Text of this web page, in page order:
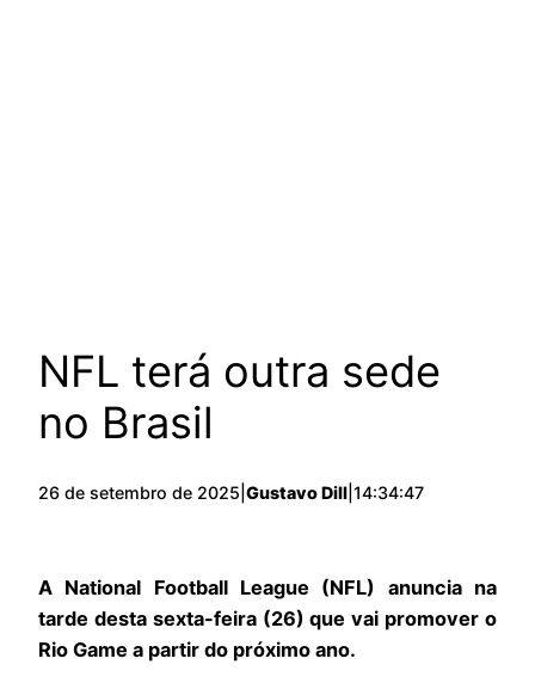
NFL terá outra sede
no Brasil
26 de setembro de 2025 Gustavo Dill 14:34:47
A National Football League (NFL) anuncia na
tarde desta sexta-feira (26) que vai promover o
Rio Game a partir do próximo ano.